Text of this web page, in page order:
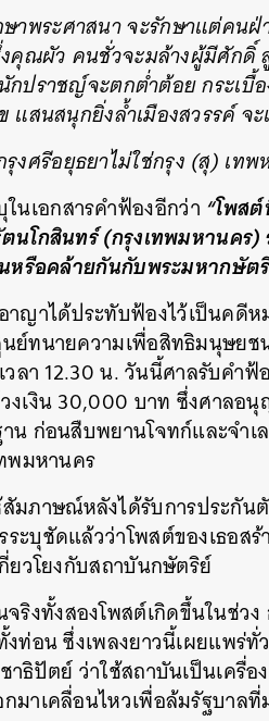
ษาพระศาสนา จะรักษาแต่ค
งคุณผัว คนชั่วจะมล้างผู้มีศัก
กปราชญ์จะตกต่ำต้อย กระเบื้
แสนสนุกยิ่งล้ำเมืองสวรรค์
งศรีอยุธยาไม่ใช่กรุง (สุ) เท
นเอกสารคำฟ้องอีกว่า “โพส
นโกสินทร์ (กรุงเทพมหานค
หรือคล้ายกันกับพระมหากษัต
ญาได้ประทับฟ้องไว้เป็นคดี
ย์ทนายความเพื่อสิทธิมนุษยช
วลา 12.30 น. วันนี้ศาลรับคำ
งเงิน 30,000 บาท ซึ่งศาลอ
น ก่อนสืบพยานโจทก์และจำ
พมหานคร
มภาษณ์หลังได้รับการประกั
ะบุชัดแล้วว่าโพสต์ของเธอส
ยวโยงกับสถาบันกษัตริย์
จริงทั้งสองโพสต์เกิดขึ้นในช่
งท่อน ซึ่งเพลงยาวนี้เผยแพร่
ธิปัตย์ ว่าใช้สถาบันเป็นเครื่
าเคลื่อนไหวเพื่อล้มรัฐบาลที่
ค้นหา
SHARE